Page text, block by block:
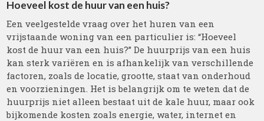
Hoeveel kost de huur van een huis?
Een veelgestelde vraag over het huren van een
vrijstaande woning van een particulier is: “Hoeveel
kost de huur van een huis?” De huurprijs van een huis
kan sterk variëren en is afhankelijk van verschillende
factoren, zoals de locatie, grootte, staat van onderhoud
en voorzieningen. Het is belangrijk om te weten dat de
huurprijs niet alleen bestaat uit de kale huur, maar ook
bijkomende kosten zoals energie, water, internet en